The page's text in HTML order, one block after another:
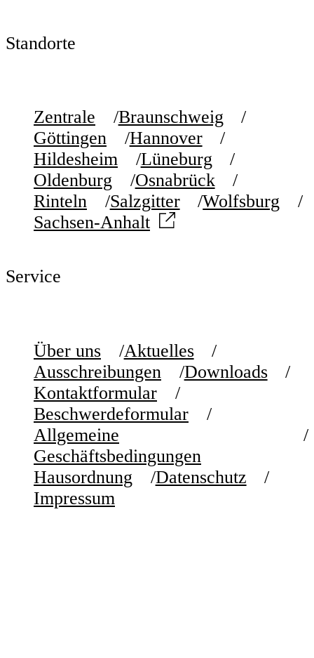
Standorte
Zentrale
Braunschweig
Göttingen
Hannover
Hildesheim
Lüneburg
Oldenburg
Osnabrück
Rinteln
Salzgitter
Wolfsburg
Sachsen-Anhalt
Service
Über uns
Aktuelles
Ausschreibungen
Downloads
Kontaktformular
Beschwerdeformular
Allgemeine
Geschäftsbedingungen
Hausordnung
Datenschutz
Impressum